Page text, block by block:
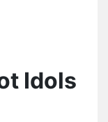
Idols